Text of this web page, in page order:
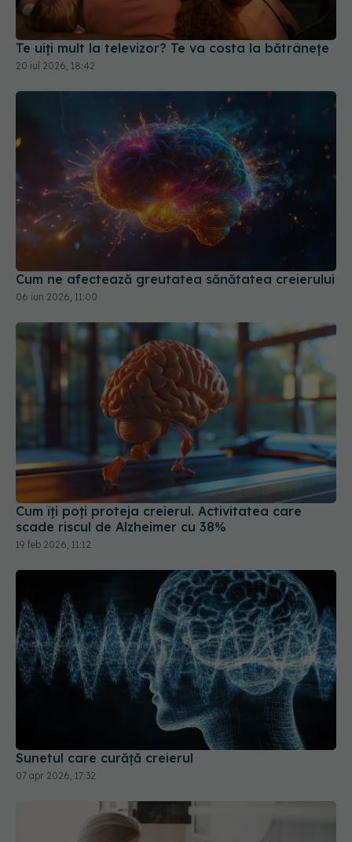
Cum ne afectează greutatea sănătatea creierului
06 iun 2026, 11:00
Cum îți poți proteja creierul. Activitatea care
scade riscul de Alzheimer cu 38%
19 feb 2026, 11:12
Sunetul care curăță creierul